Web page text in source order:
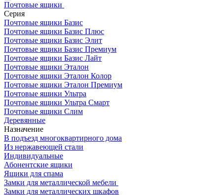
Почтовые ящики
Серия
Почтовые ящики Базис
Почтовые ящики Базис Плюс
Почтовые ящики Базис Элит
Почтовые ящики Базис Премиум
Почтовые ящики Базис Лайт
Почтовые ящики Эталон
Почтовые ящики Эталон Колор
Почтовые ящики Эталон Премиум
Почтовые ящики Ультра
Почтовые ящики Ультра Смарт
Почтовые ящики Слим
Деревянные
Назначение
В подъезд многоквартирного дома
Из нержавеющей стали
Индивидуальные
Абонентские ящики
Ящики для спама
Замки для металлической мебели
Замки для металлических шкафов